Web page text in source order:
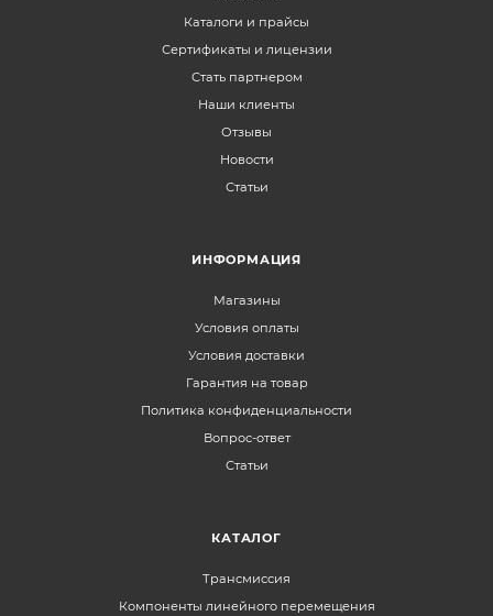
Каталоги и прайсы
Сертификаты и лицензии
Стать партнером
Наши клиенты
Отзывы
Новости
Статьи
ИНФОРМАЦИЯ
Магазины
Условия оплаты
Условия доставки
Гарантия на товар
Политика конфиденциальности
Вопрос-ответ
Статьи
КАТАЛОГ
Трансмиссия
Компоненты линейного перемещения